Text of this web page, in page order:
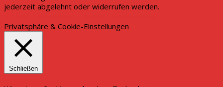
jederzeit abgelehnt oder widerrufen werden.
Privatsphäre & Cookie-Einstellungen
Schließen